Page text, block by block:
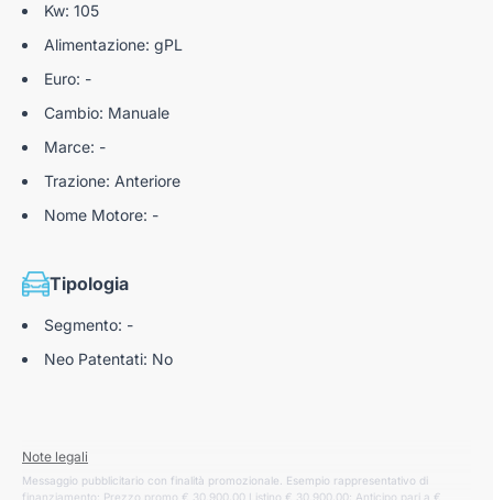
Kw: 105
Alimentazione: gPL
Euro: -
Cambio: Manuale
Marce: -
Trazione: Anteriore
Nome Motore: -
Tipologia
Segmento: -
Neo Patentati: No
Note legali
Messaggio pubblicitario con finalità promozionale. Esempio rappresentativo di
finanziamento: Prezzo promo € 30.900,00 Listino € 30.900,00; Anticipo pari a €